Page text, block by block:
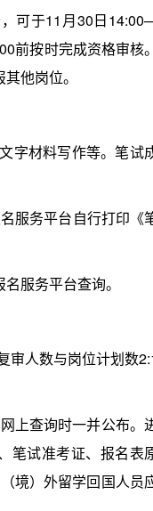
可于11月30日
前按时完成资格审核。
他岗位。
字材料写作等。笔试
服务平台自行打印《
服务平台查询。
人数与岗位计划数
上查询时一并公布。
笔试准考证、报名表
境）外留学回国人员